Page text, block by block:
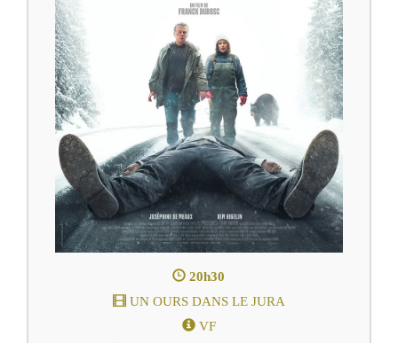
20h30
UN OURS DANS LE JURA
VF